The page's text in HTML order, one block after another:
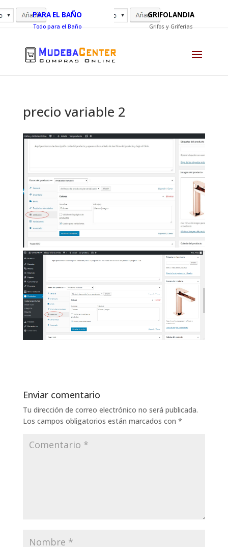
PARA EL BAÑO
Todo para el Baño
GRIFOLANDIA
Grifos y Griferías
precio variable 2
Enviar comentario
Tu dirección de correo electrónico no será publicada.
Los campos obligatorios están marcados con *